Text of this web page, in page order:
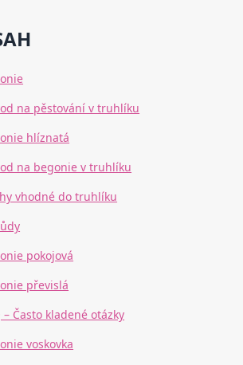
na pěstování v truhlíku
hlíznatá
na begonie v truhlíku
vhodné do truhlíku
pokojová
převislá
– Často kladené otázky
voskovka